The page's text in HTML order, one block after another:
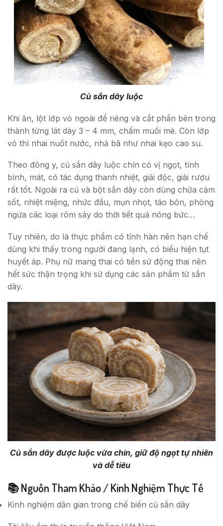
Củ sắn dây luộc
Khi ăn, lột lớp vỏ ngoài để riêng và cắt phần bên trong
thành từng lát dày 3 – 4 mm, chấm muối mè. Còn lớp
vỏ thì nhai nuốt nước, nhả bã như nhai kẹo cao su.
Theo đông y, củ sắn dây luộc chín có vị ngọt, tính
bình, mát, có tác dụng thanh nhiệt, giải độc, giải rượu
rất tốt. Ngoài ra củ và bột sắn dây còn dùng chữa cảm
sốt, nhiệt miệng, nhức đầu, mụn nhọt, táo bón, phòng
ngừa các loại rôm sảy do thời tiết quá nóng bức…
Tuy nhiên, do là thực phẩm có tính hàn nên hạn chế
dùng khi thấy trong người đang lạnh, có biểu hiện tụt
huyết áp. Phụ nữ mang thai có tiền sử động thai nên
hết sức thận trọng khi sử dụng các sản phẩm từ sắn
dây.
Củ sắn dây được luộc vừa chín, giữ độ ngọt tự nhiên
và dễ tiêu
📚 Nguồn Tham Khảo / Kinh Nghiệm Thực Tế
Kinh nghiệm dân gian trong chế biến củ sắn dây